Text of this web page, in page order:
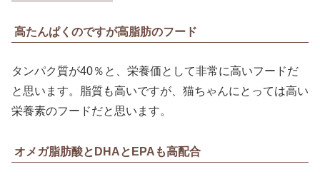
高たんぱくのですが高脂肪のフード
タンパク質が40％と、栄養価として非常に高いフードだ
と思います。脂質も高いですが、猫ちゃんにとっては高い
栄養素のフードだと思います。
オメガ脂肪酸とDHAとEPAも高配合